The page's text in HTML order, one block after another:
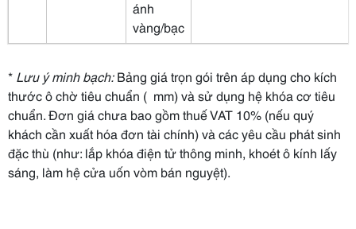
ánh
vàng/bạc
* Lưu ý minh bạch:Bảng giá trọn gói trên áp dụng cho kích
thước ô chờ tiêu chuẩn ( mm) và sử dụng hệ khóa cơ tiêu
chuẩn. Đơn giá chưa bao gồm thuế VAT 10% (nếu quý
khách cần xuất hóa đơn tài chính) và các yêu cầu phát sinh
đặc thù (như: lắp khóa điện tử thông minh, khoét ô kính lấy
sáng, làm hệ cửa uốn vòm bán nguyệt).